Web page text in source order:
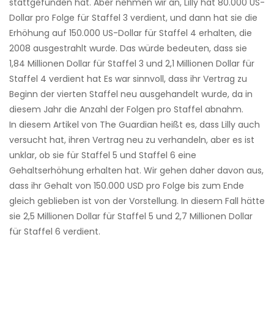
Dollar pro Folge für Staffel 3 verdient, und dann hat sie die
Erhöhung auf 150.000 US-Dollar für Staffel 4 erhalten, die
2008 ausgestrahlt wurde. Das würde bedeuten, dass sie
1,84 Millionen Dollar für Staffel 3 und 2,1 Millionen Dollar für
Staffel 4 verdient hat Es war sinnvoll, dass ihr Vertrag zu
Beginn der vierten Staffel neu ausgehandelt wurde, da in
diesem Jahr die Anzahl der Folgen pro Staffel abnahm.
In diesem Artikel von The Guardian heißt es, dass Lilly auch
versucht hat, ihren Vertrag neu zu verhandeln, aber es ist
unklar, ob sie für Staffel 5 und Staffel 6 eine
Gehaltserhöhung erhalten hat. Wir gehen daher davon aus,
dass ihr Gehalt von 150.000 USD pro Folge bis zum Ende
gleich geblieben ist von der Vorstellung. In diesem Fall hätte
sie 2,5 Millionen Dollar für Staffel 5 und 2,7 Millionen Dollar
für Staffel 6 verdient.